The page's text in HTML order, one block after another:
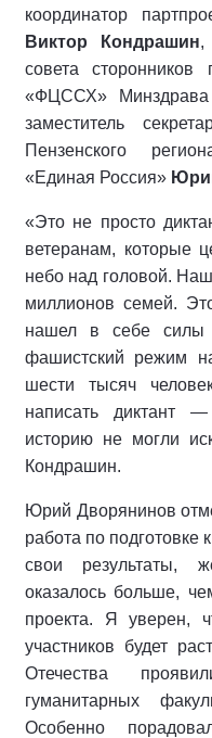
координатор
Виктор Кондрашин,
совета
«ФЦССХ»
заместитель
Пензенского
«Единая Россия»
«Это не просто
ветеранам, которые
небо над головой.
миллионов семей.
нашел в себе силы
фашистский режим
шести тысяч
написать диктант
историю не могли
Кондрашин.
Юрий Дворянинов
работа по
свои результаты,
оказалось больше,
проекта. Я уверен,
участников будет
Отечества
гуманитарных
Особенно